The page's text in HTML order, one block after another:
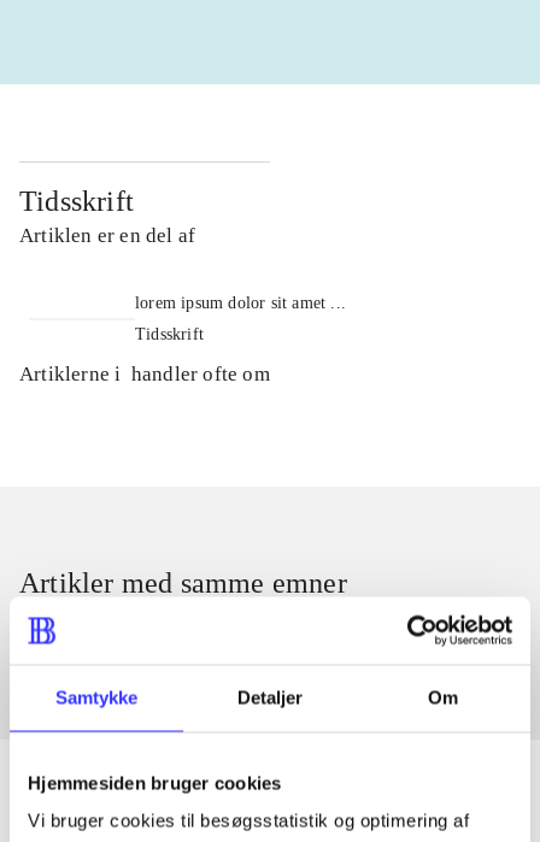
Samtykke Detaljer Om
Hjemmesiden bruger cookies
Vi bruger cookies til besøgsstatistik og optimering af
Tidsskrift
Artiklen er en del af
lorem ipsum dolor sit amet ...
Tidsskrift
Artiklerne i handler ofte om
Artikler med samme emner
Fra